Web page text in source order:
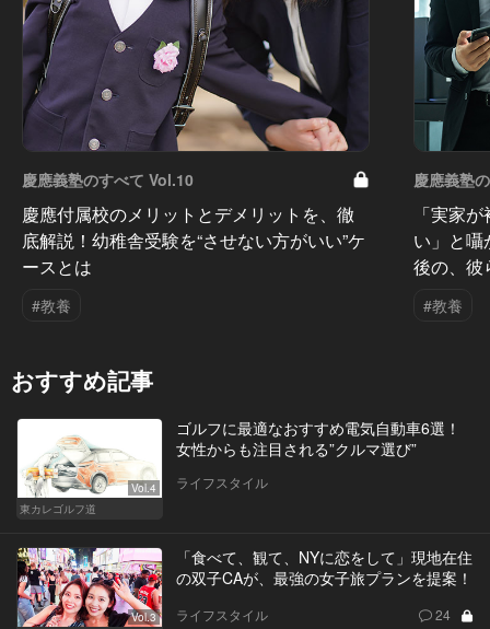
慶應義塾のすべて Vol.10
慶應付属校のメリットとデメリットを、徹
底解説！幼稚舎受験を“させない方がいい”ケ
ースとは
#教養
慶應義塾
「実家
い」と
後の、
#教養
おすすめ記事
Vol.4
東カレゴルフ道
ゴルフに最適なおすすめ電気自動車6選！
女性からも注目される”クルマ選び”
ライフスタイル
Vol.3
「食べて、観て、NYに恋をして」現地在住
の双子CAが、最強の女子旅プランを提案！
ライフスタイル 24